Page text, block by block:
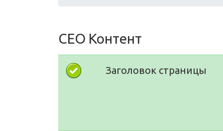
СЕО Контент
Заголовок страницы